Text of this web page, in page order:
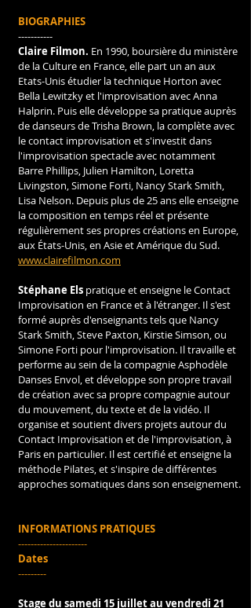
BIOGRAPHIES
-----------
Claire Filmon. En 1990, boursière du ministère
de la Culture en France, elle part un an aux
Etats-Unis étudier la technique Horton avec
Bella Lewitzky et l'improvisation avec Anna
Halprin. Puis elle développe sa pratique auprès
de danseurs de Trisha Brown, la complète avec
le contact improvisation et s'investit dans
l'improvisation spectacle avec notamment
Barre Phillips, Julien Hamilton, Loretta
Livingston, Simone Forti, Nancy Stark Smith,
Lisa Nelson. Depuis plus de 25 ans elle enseigne
la composition en temps réel et présente
régulièrement ses propres créations en Europe,
aux États-Unis, en Asie et Amérique du Sud.
www.clairefilmon.com
Stéphane Els pratique et enseigne le Contact
Improvisation en France et à l'étranger. Il s'est
formé auprès d'enseignants tels que Nancy
Stark Smith, Steve Paxton, Kirstie Simson, ou
Simone Forti pour l'improvisation. Il travaille et
performe au sein de la compagnie Asphodèle
Danses Envol, et développe son propre travail
de création avec sa propre compagnie autour
du mouvement, du texte et de la vidéo. Il
organise et soutient divers projets autour du
Contact Improvisation et de l'improvisation, à
Paris en particulier. Il est certifié et enseigne la
méthode Pilates, et s'inspire de différentes
approches somatiques dans son enseignement.
INFORMATIONS PRATIQUES
----------------------
Dates
---------
Stage du samedi 15 juillet au vendredi 21